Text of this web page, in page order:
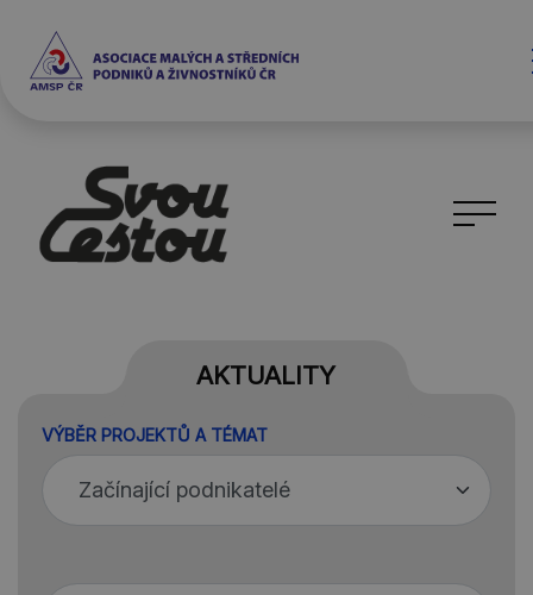
AKTUALITY
VÝBĚR PROJEKTŮ A TÉMAT